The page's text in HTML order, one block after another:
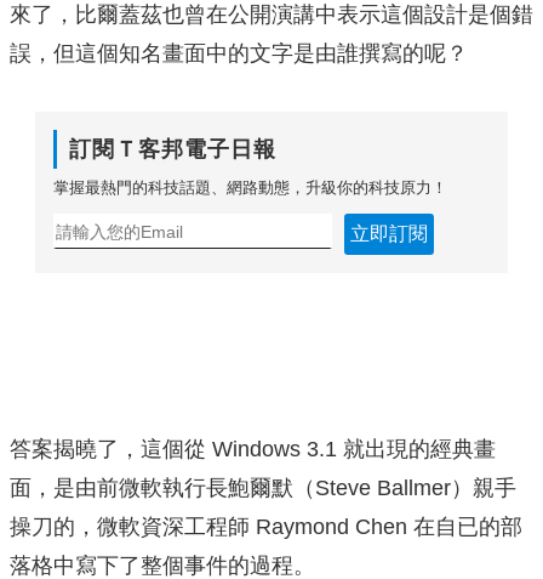
來了，比爾蓋茲也曾在公開演講中表示這個設計是個錯
誤，但這個知名畫面中的文字是由誰撰寫的呢？
訂閱Ｔ客邦電子日報
掌握最熱門的科技話題、網路動態，升級你的科技原力！
立即訂閱
答案揭曉了，這個從 Windows 3.1 就出現的經典畫
面，是由前微軟執行長鮑爾默（Steve Ballmer）親手
操刀的，微軟資深工程師 Raymond Chen 在自已的部
落格中寫下了整個事件的過程。